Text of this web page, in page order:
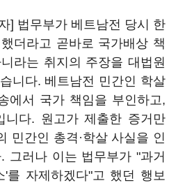
] 법무부가 베트남전 당시 한
더라고 곧바로 국가배상 책
라는 취지의 주장을 대법원
니다. 베트남전 민간인 학살
에서 국가 책임을 부인하고,
니다. 원고가 제출한 증거만
민간인 총격·학살 사실을 인
그러나 이는 법무부가 "과거
를 자제하겠다"고 했던 행보